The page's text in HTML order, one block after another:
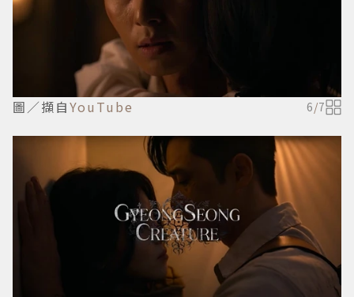
圖／擷自YouTube 6/7